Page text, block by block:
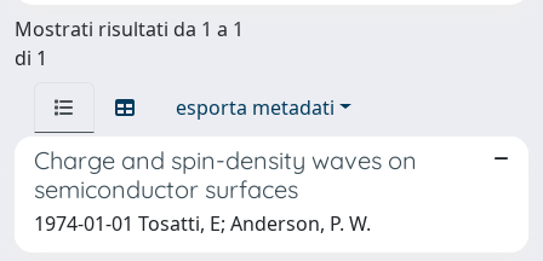
Mostrati risultati da 1 a 1
di 1
esporta metadati
Charge and spin-density waves on
semiconductor surfaces
1974-01-01 Tosatti, E; Anderson, P. W.